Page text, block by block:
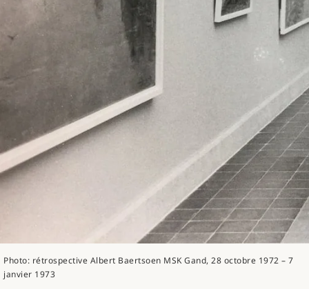
Photo: rétrospective Albert Baertsoen MSK Gand, 28 octobre 1972 – 7
janvier 1973